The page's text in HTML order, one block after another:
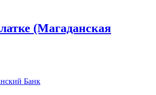
(Магаданская
Банк